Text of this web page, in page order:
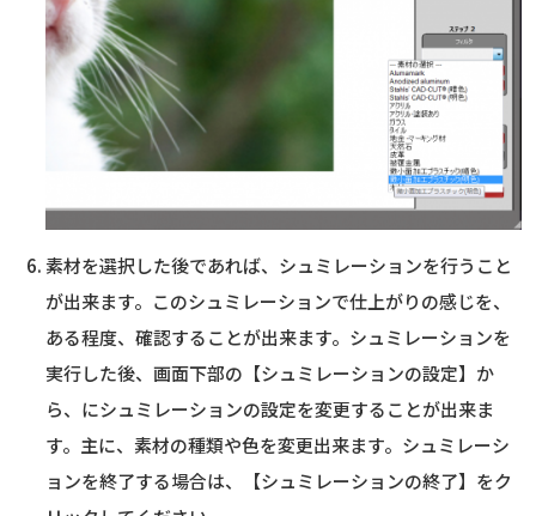
素材を選択した後であれば、シュミレーションを行うこと
が出来ます。このシュミレーションで仕上がりの感じを、
ある程度、確認することが出来ます。シュミレーションを
実行した後、画面下部の【シュミレーションの設定】か
ら、にシュミレーションの設定を変更することが出来ま
す。主に、素材の種類や色を変更出来ます。シュミレーシ
ョンを終了する場合は、【シュミレーションの終了】をク